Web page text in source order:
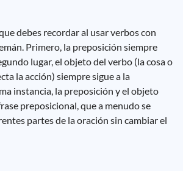
debes recordar al usar verbos con
Primero, la preposición siempre
lugar, el objeto del verbo (la cosa o
la acción) siempre sigue a la
instancia, la preposición y el objeto
preposicional, que a menudo se
partes de la oración sin cambiar el